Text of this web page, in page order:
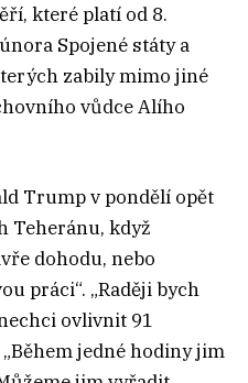
které platí od 8.
Spojené státy a
zabily mimo jiné
vůdce Alího
Trump v pondělí opět
Teheránu, když
dohodu, nebo
práci“. „Raději bych
ovlivnit 91
jedné hodiny jim